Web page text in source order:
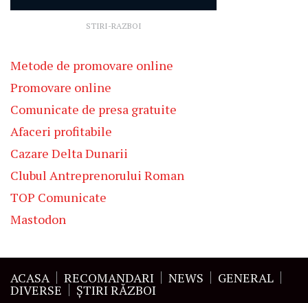
STIRI-RAZBOI
Metode de promovare online
Promovare online
Comunicate de presa gratuite
Afaceri profitabile
Cazare Delta Dunarii
Clubul Antreprenorului Roman
TOP Comunicate
Mastodon
ACASA RECOMANDARI NEWS GENERAL
DIVERSE ŞTIRI RĂZBOI